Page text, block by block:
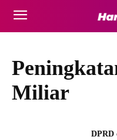
Miliar
DPRD